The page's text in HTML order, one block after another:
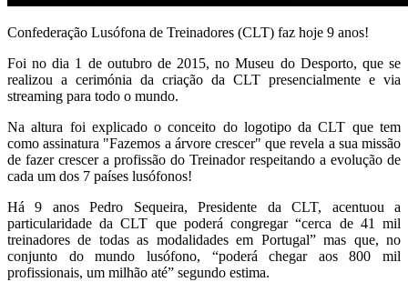
Confederação Lusófona de Treinadores (CLT) faz hoje 9 anos!
Foi no dia 1 de outubro de 2015, no Museu do Desporto, que se
realizou a cerimónia da criação da CLT presencialmente e via
streaming para todo o mundo.
Na altura foi explicado o conceito do logotipo da CLT que tem
como assinatura "Fazemos a árvore crescer" que revela a sua missão
de fazer crescer a profissão do Treinador respeitando a evolução de
cada um dos 7 países lusófonos!
Há 9 anos Pedro Sequeira, Presidente da CLT, acentuou a
particularidade da CLT que poderá congregar “cerca de 41 mil
treinadores de todas as modalidades em Portugal” mas que, no
conjunto do mundo lusófono, “poderá chegar aos 800 mil
profissionais, um milhão até” segundo estima.